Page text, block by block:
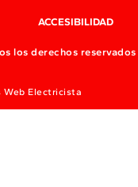
ACCESIBILIDAD
los derechos reservados
Web Electricista